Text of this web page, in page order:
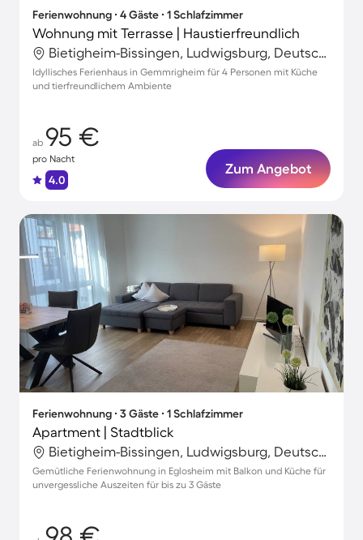
Ferienwohnung ∙ 4 Gäste ∙ 1 Schlafzimmer
Wohnung mit Terrasse | Haustierfreundlich
Bietigheim-Bissingen, Ludwigsburg, Deutschland
Idyllisches Ferienhaus in Gemmrigheim für 4 Personen mit Küche
und tierfreundlichem Ambiente
ab 95 €
pro Nacht
4.0
Zum Angebot
Ferienwohnung ∙ 3 Gäste ∙ 1 Schlafzimmer
Apartment | Stadtblick
Bietigheim-Bissingen, Ludwigsburg, Deutschland
Gemütliche Ferienwohnung in Eglosheim mit Balkon und Küche für
unvergessliche Auszeiten für bis zu 3 Gäste